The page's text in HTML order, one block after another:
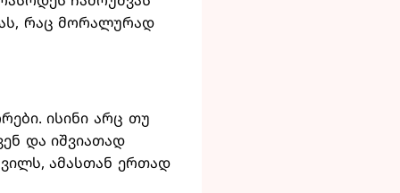
რაც მორალურად
ისინი არც თუ
და იშვიათად
ამასთან ერთად